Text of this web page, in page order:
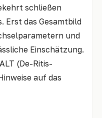
schließen
Erst das Gesamtbild
und
Einschätzung.
(De-Ritis-
auf das